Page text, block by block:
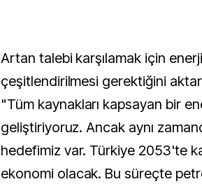
Artan talebi karşılamak için enerji
çeşitlendirilmesi gerektiğini
"Tüm kaynakları kapsayan bir
geliştiriyoruz. Ancak aynı
hedefimiz var. Türkiye 2053'te
ekonomi olacak. Bu süreçte